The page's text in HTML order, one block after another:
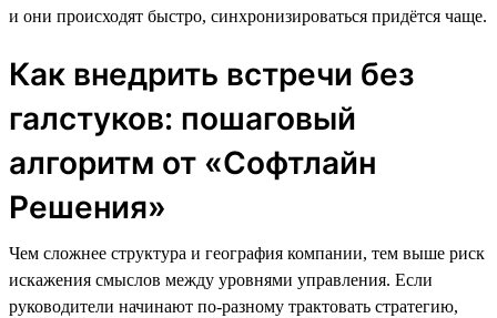
и они происходят быстро, синхронизироваться придётся чаще.
Как внедрить встречи без
галстуков: пошаговый
алгоритм от «Софтлайн
Решения»
Чем сложнее структура и география компании, тем выше риск
искажения смыслов между уровнями управления. Если
руководители начинают по-разному трактовать стратегию,